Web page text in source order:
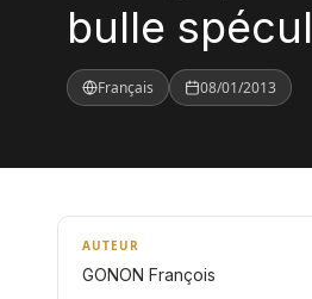
bulle
Français 08/01/2013
AUTEUR
GONON François